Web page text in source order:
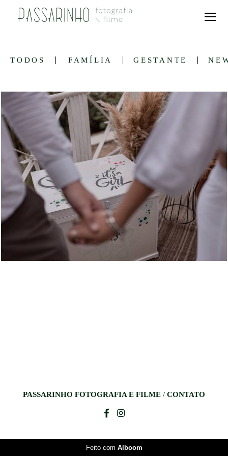
TODOS FAMÍLIA GESTANTE
696
PASSARINHO FOTOGRAFIA E FILME / CONTATO
Feito com Alboom